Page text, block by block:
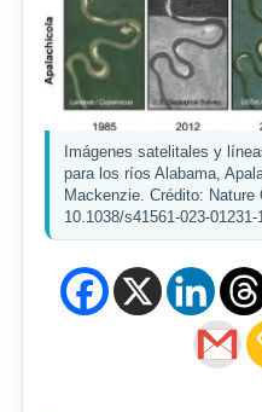
Imágenes satelitales y
para los ríos Alabama,
Mackenzie. Crédito:
10.1038/s41561-023-01231-